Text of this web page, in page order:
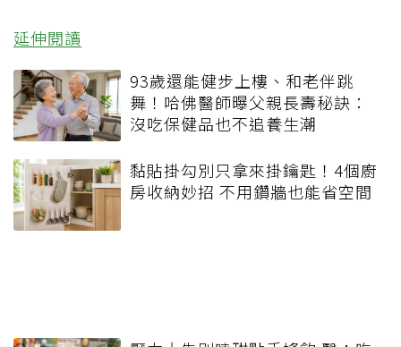
延伸閱讀
93歲還能健步上樓、和老伴跳
舞！哈佛醫師曝父親長壽秘訣：
沒吃保健品也不追養生潮
黏貼掛勾別只拿來掛鑰匙！4個廚
房收納妙招 不用鑽牆也能省空間